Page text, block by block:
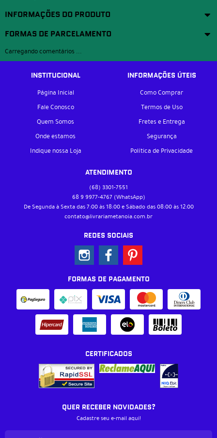
INFORMAÇÕES DO PRODUTO
FORMAS DE PARCELAMENTO
Carregando comentários ...
INSTITUCIONAL
Página Inicial
Fale Conosco
Quem Somos
Onde estamos
Indique nossa Loja
INFORMAÇÕES ÚTEIS
Como Comprar
Termos de Uso
Fretes e Entrega
Segurança
Política de Privacidade
ATENDIMENTO
(68) 3301-7551
68 9 9977-4767 (WhatsApp)
De Segunda à Sexta das 7:00 às 18:00 e Sábado das 08:00 às 12:00
contato@livrariametanoia.com.br
REDES SOCIAIS
FORMAS DE PAGAMENTO
CERTIFICADOS
QUER RECEBER NOVIDADES?
Cadastre seu e-mail aqui!